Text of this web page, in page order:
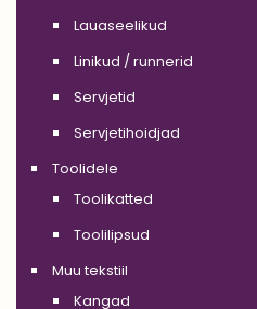
Lauaseelikud
Linikud / runnerid
Servjetid
Servjetihoidjad
Toolidele
Toolikatted
Toolilipsud
Muu tekstiil
Kangad